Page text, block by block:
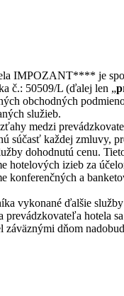
IMPOZANT**** je
č.: 50509/L (ďalej len „
obchodných
služieb.
medzi
súčasť každej zmluvy,
dohodnutú cenu.
hotelových izieb za
konferenčných a
vykonané ďalšie
hotela
záväznými dňom